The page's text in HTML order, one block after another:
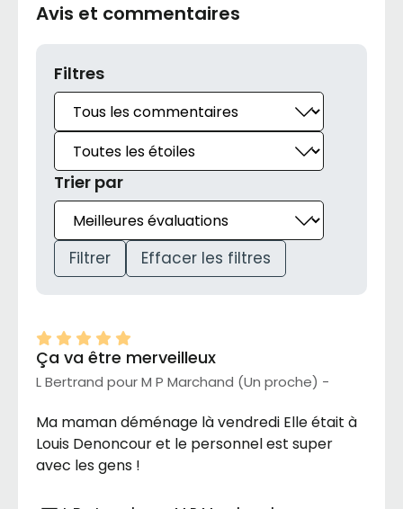
Avis et commentaires
Filtres
Trier par
Filtrer Effacer les filtres
Ça va être merveilleux
L Bertrand pour M P Marchand (Un proche) -
Ma maman déménage là vendredi Elle était à
Louis Denoncour et le personnel est super
avec les gens !